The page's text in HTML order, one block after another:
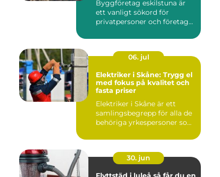
Byggföretag eskilstuna är
ett vanligt sökord för
privatpersoner och företag...
06. jul
Elektriker i Skåne: Trygg el
med fokus på kvalitet och
fasta priser
Elektriker i Skåne är ett
samlingsbegrepp för alla de
behöriga yrkespersoner so...
30. jun